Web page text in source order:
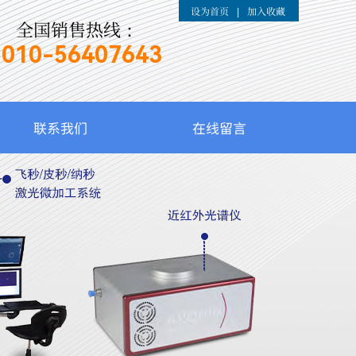
设为首页 加入收藏
全国销售热线：
010-56407643
联系我们 在线留言